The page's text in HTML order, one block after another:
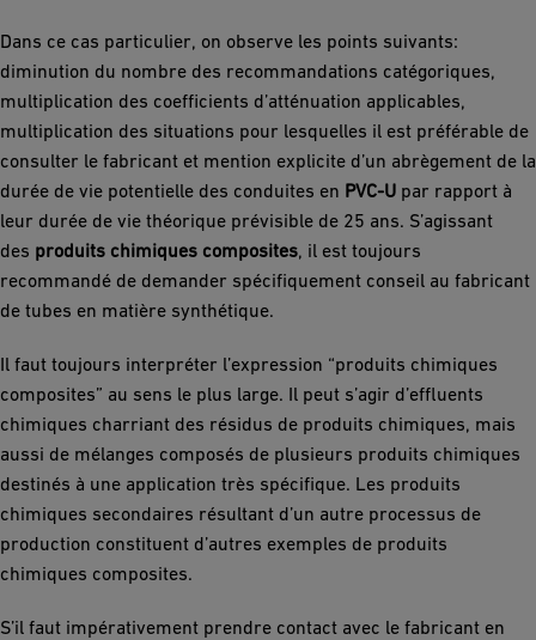
Dans ce cas particulier, on observe les points suivants:
diminution du nombre des recommandations catégoriques,
multiplication des coefficients d’atténuation applicables,
multiplication des situations pour lesquelles il est préférable de
consulter le fabricant et mention explicite d’un abrègement de la
durée de vie potentielle des conduites en PVC-U par rapport à
leur durée de vie théorique prévisible de 25 ans. S’agissant
des produits chimiques composites, il est toujours
recommandé de demander spécifiquement conseil au fabricant
de tubes en matière synthétique.
Il faut toujours interpréter l’expression “produits chimiques
composites” au sens le plus large. Il peut s’agir d’effluents
chimiques charriant des résidus de produits chimiques, mais
aussi de mélanges composés de plusieurs produits chimiques
destinés à une application très spécifique. Les produits
chimiques secondaires résultant d’un autre processus de
production constituent d’autres exemples de produits
chimiques composites.
S’il faut impérativement prendre contact avec le fabricant en